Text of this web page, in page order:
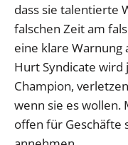
dass sie talentierte
falschen Zeit am
eine klare Warnung
Hurt Syndicate
Champion,
wenn sie es wollen.
offen für Geschäfte